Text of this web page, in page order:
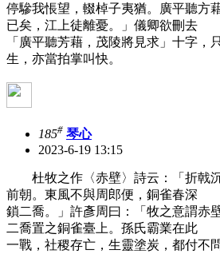
停驂我悵望，輟棹子夷猶。廣平聽方
已矣，江上徒離憂。」儀卿欲刪去
「廣平聽芳藉，茂陵將見求」十字，
生，亦當拍掌叫快。
185# 琴心
2023-6-19 13:15
杜牧之作〈赤壁〉詩云：「折戟
前朝。東風不與周郎便，銅雀春深
鎖二喬。」許彥周曰：「牧之意謂赤
二喬置之銅雀臺上。孫氏霸業在此
一戰，社稷存亡，生靈塗炭，都付不